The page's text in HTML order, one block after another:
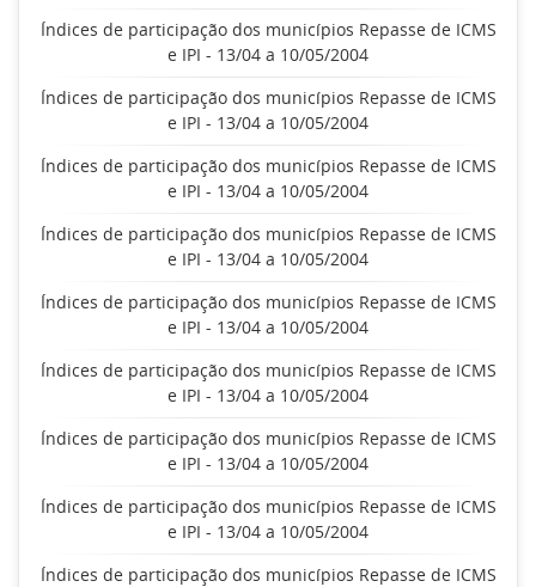
Índices de participação dos municípios Repasse de ICMS
e IPI - 13/04 a 10/05/2004
Índices de participação dos municípios Repasse de ICMS
e IPI - 13/04 a 10/05/2004
Índices de participação dos municípios Repasse de ICMS
e IPI - 13/04 a 10/05/2004
Índices de participação dos municípios Repasse de ICMS
e IPI - 13/04 a 10/05/2004
Índices de participação dos municípios Repasse de ICMS
e IPI - 13/04 a 10/05/2004
Índices de participação dos municípios Repasse de ICMS
e IPI - 13/04 a 10/05/2004
Índices de participação dos municípios Repasse de ICMS
e IPI - 13/04 a 10/05/2004
Índices de participação dos municípios Repasse de ICMS
e IPI - 13/04 a 10/05/2004
Índices de participação dos municípios Repasse de ICMS